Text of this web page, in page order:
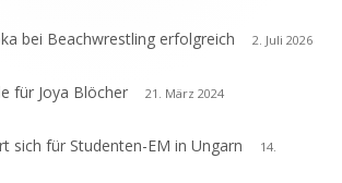
bei Beachwrestling erfolgreich 2. Juli 2026
für Joya Blöcher 21. März 2024
sich für Studenten-EM in Ungarn
14.